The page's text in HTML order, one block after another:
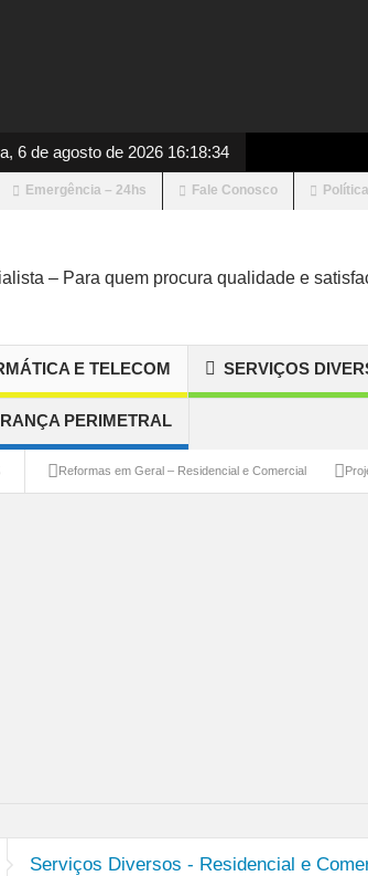
6 de agosto de 2026 16:18:34
Emergência – 24hs Fale Conosco
E TELECOM SERVIÇOS
PERIMETRAL
Reformas em Geral – Residencial e Comercial
Serviços Diversos - Residencial e